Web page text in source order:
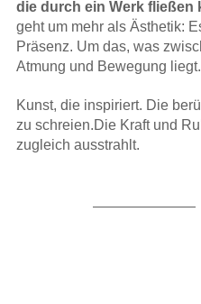
die durch ein Werk fließen
geht um mehr als Ästhetik:
Präsenz. Um das, was
Atmung und Bewegung liegt.
Kunst, die inspiriert. Die
zu schreien.Die Kraft und
zugleich ausstrahlt.